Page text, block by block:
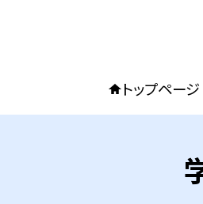
トップページ